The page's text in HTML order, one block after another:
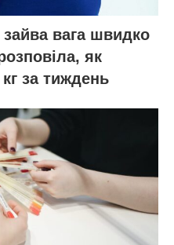
вага швидко
як
за тиждень